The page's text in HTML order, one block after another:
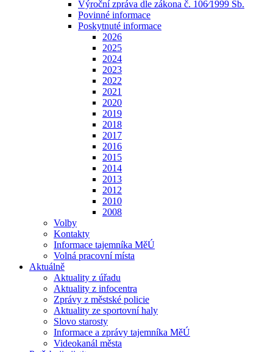
Výroční zpráva dle zákona č. 106⁄1999 Sb.
Povinné informace
Poskytnuté informace
2026
2025
2024
2023
2022
2021
2020
2019
2018
2017
2016
2015
2014
2013
2012
2010
2008
Volby
Kontakty
Informace tajemníka MěÚ
Volná pracovní místa
Aktuálně
Aktuality z úřadu
Aktuality z infocentra
Zprávy z městské policie
Aktuality ze sportovní haly
Slovo starosty
Informace a zprávy tajemníka MěÚ
Videokanál města